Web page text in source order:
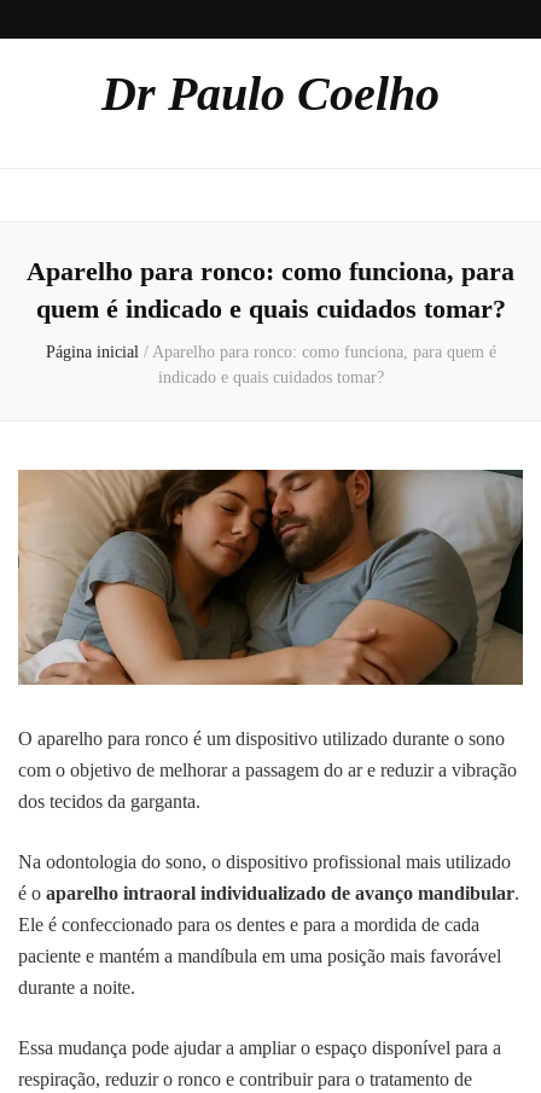
Dr Paulo Coelho
Aparelho para ronco: como funciona, para
quem é indicado e quais cuidados tomar?
Página inicial / Aparelho para ronco: como funciona, para quem é
indicado e quais cuidados tomar?
O aparelho para ronco é um dispositivo utilizado durante o sono
com o objetivo de melhorar a passagem do ar e reduzir a vibração
dos tecidos da garganta.
Na odontologia do sono, o dispositivo profissional mais utilizado
é o aparelho intraoral individualizado de avanço mandibular.
Ele é confeccionado para os dentes e para a mordida de cada
paciente e mantém a mandíbula em uma posição mais favorável
durante a noite.
Essa mudança pode ajudar a ampliar o espaço disponível para a
respiração, reduzir o ronco e contribuir para o tratamento de